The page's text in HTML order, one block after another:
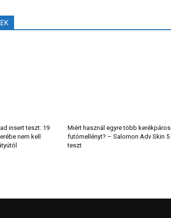
insert teszt: 19
nem kell
Miért használ egyre több kerékpáros
futómellényt? – Salomon Adv Skin 5
teszt